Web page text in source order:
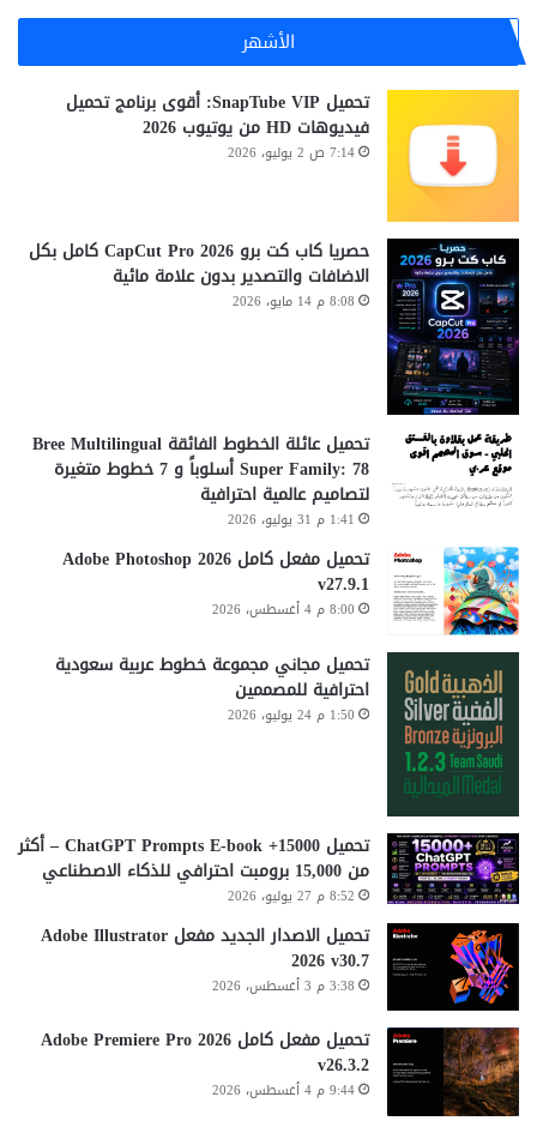
الأشهر
تحميل SnapTube VIP: أقوى برنامج تحميل
فيديوهات HD من يوتيوب 2026
7:14 ص 2 يوليو، 2026
حصريا كاب كت برو CapCut Pro 2026 كامل بكل
الاضافات والتصدير بدون علامة مائية
8:08 م 14 مايو، 2026
تحميل عائلة الخطوط الفائقة Bree Multilingual
Super Family: 78 أسلوباً و 7 خطوط متغيرة
لتصاميم عالمية احترافية
1:41 م 31 يوليو، 2026
تحميل مفعل كامل Adobe Photoshop 2026
v27.9.1
8:00 م 4 أغسطس، 2026
تحميل مجاني مجموعة خطوط عربية سعودية
احترافية للمصممين
1:50 م 24 يوليو، 2026
تحميل 15000+ ChatGPT Prompts E-book – أكثر
من 15,000 برومبت احترافي للذكاء الاصطناعي
8:52 م 27 يوليو، 2026
تحميل الاصدار الجديد مفعل Adobe Illustrator
2026 v30.7
3:38 م 3 أغسطس، 2026
تحميل مفعل كامل Adobe Premiere Pro 2026
v26.3.2
9:44 م 4 أغسطس، 2026